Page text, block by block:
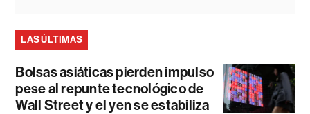
LAS ÚLTIMAS
Bolsas asiáticas pierden impulso
pese al repunte tecnológico de
Wall Street y el yen se estabiliza